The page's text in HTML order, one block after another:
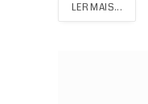
LER MAIS...